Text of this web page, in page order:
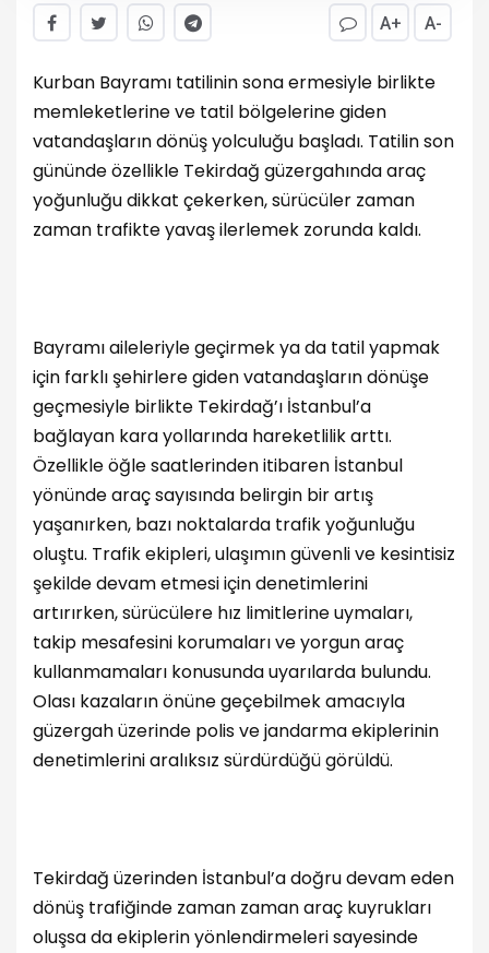
A+ A-
Kurban Bayramı tatilinin sona ermesiyle birlikte
memleketlerine ve tatil bölgelerine giden
vatandaşların dönüş yolculuğu başladı. Tatilin son
gününde özellikle Tekirdağ güzergahında araç
yoğunluğu dikkat çekerken, sürücüler zaman
zaman trafikte yavaş ilerlemek zorunda kaldı.
Bayramı aileleriyle geçirmek ya da tatil yapmak
için farklı şehirlere giden vatandaşların dönüşe
geçmesiyle birlikte Tekirdağ’ı İstanbul’a
bağlayan kara yollarında hareketlilik arttı.
Özellikle öğle saatlerinden itibaren İstanbul
yönünde araç sayısında belirgin bir artış
yaşanırken, bazı noktalarda trafik yoğunluğu
oluştu. Trafik ekipleri, ulaşımın güvenli ve kesintisiz
şekilde devam etmesi için denetimlerini
artırırken, sürücülere hız limitlerine uymaları,
takip mesafesini korumaları ve yorgun araç
kullanmamaları konusunda uyarılarda bulundu.
Olası kazaların önüne geçebilmek amacıyla
güzergah üzerinde polis ve jandarma ekiplerinin
denetimlerini aralıksız sürdürdüğü görüldü.
Tekirdağ üzerinden İstanbul’a doğru devam eden
dönüş trafiğinde zaman zaman araç kuyrukları
oluşsa da ekiplerin yönlendirmeleri sayesinde